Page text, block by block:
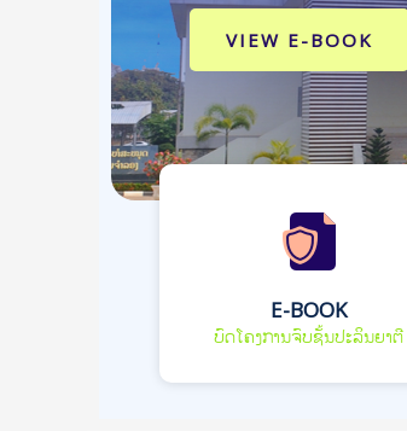
VIEW E-BOOK
E-BOOK
ບົດໂຄງການຈົບຊັ້ນປະລິນຍາຕີ